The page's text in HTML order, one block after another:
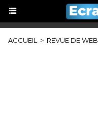
ACCUEIL > REVUE DE WEB